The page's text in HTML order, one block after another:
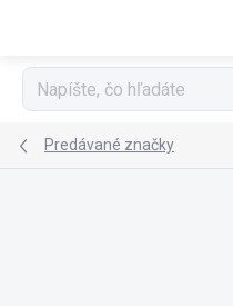
Predávané značky